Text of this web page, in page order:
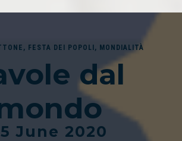
, FESTA DEI POPOLI, MONDIALITÀ
dal
June 2020